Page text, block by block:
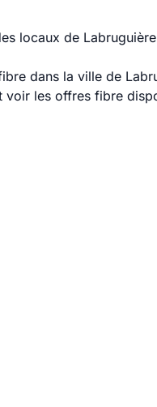
locaux de
dans la ville de
voir les offres fibre